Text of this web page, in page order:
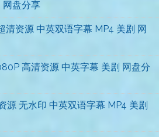
网盘分享
资源 中英双语字幕 MP4 美剧 网
高清资源 中英字幕 美剧 网盘分
源 无水印 中英双语字幕 MP4 美剧